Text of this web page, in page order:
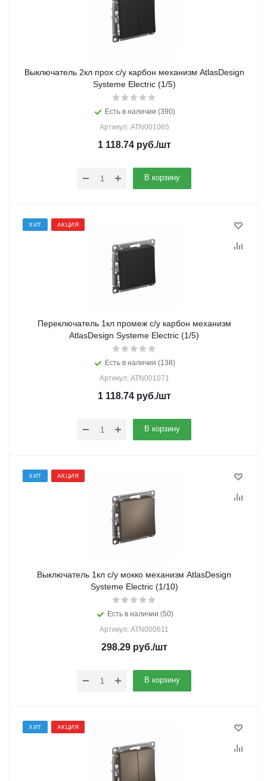
Выключатель 2кл прох с/у карбон механизм AtlasDesign
Systeme Electric (1/5)
Есть в наличии (390)
Артикул: ATN001065
1 118.74руб./шт
В корзину
ХИТ АКЦИЯ
Переключатель 1кл промеж с/у карбон механизм
AtlasDesign Systeme Electric (1/5)
Есть в наличии (138)
Артикул: ATN001071
1 118.74руб./шт
В корзину
ХИТ АКЦИЯ
Выключатель 1кл с/у мокко механизм AtlasDesign
Systeme Electric (1/10)
Есть в наличии (50)
Артикул: ATN000611
298.29руб./шт
В корзину
ХИТ АКЦИЯ